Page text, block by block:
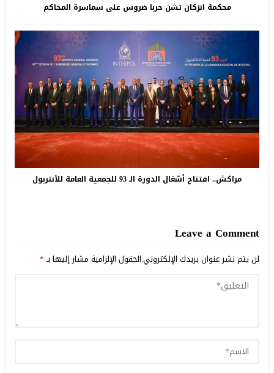
محكمة انزكان تشن حربا ضروس على سماسرة المحاكم
مراكش.. افتتاح أشغال الدورة الـ 93 للجمعية العامة للأنتربول
Leave a Comment
لن يتم نشر عنوان بريدك الإلكتروني.الحقول الإلزامية مشار إليها بـ*